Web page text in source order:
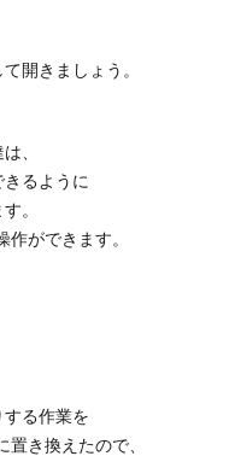
開きましょう。
、
るように
。
ができます。
る作業を
き換えたので、